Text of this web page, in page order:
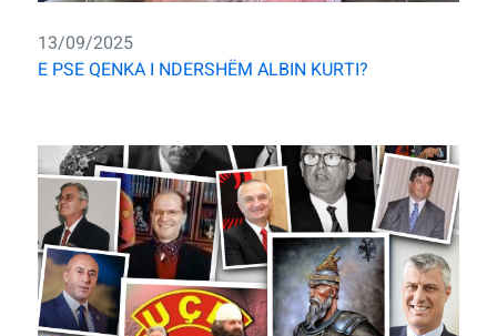
13/09/2025
E PSE QENKA I NDERSHËM ALBIN KURTI?